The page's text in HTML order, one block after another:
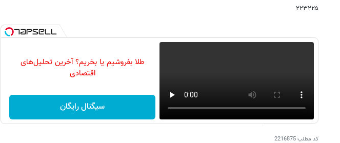
۲۲۳۲۲۵
طلا بفروشیم یا بخریم؟ آخرین تحلیل‌های
اقتصادی
سیگنال رایگان
کد مطلب2216875